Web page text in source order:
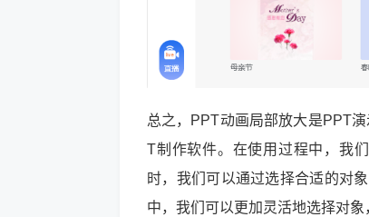
总之，PPT动画局部放大是PPT
T制作软件。在使用过程中，我
时，我们可以通过选择合适的对
中，我们可以更加灵活地选择对